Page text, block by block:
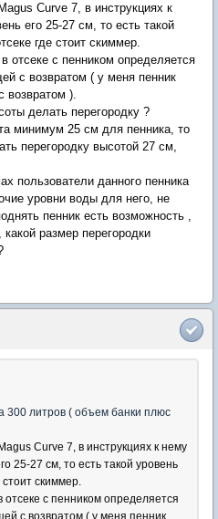
Curve 7, в инструкциях к
его 25-27 см, то есть такой
где стоит скиммер.
отсеке с пенником определяется
с возвратом ( у меня пенник
возвратом ).
делать перегородку ?
минимум 25 см для пенника, то
перегородку высотой 27 см,
пользователи данного пенника
уровни воды для него, не
пенник есть возможность ,
размер перегородки
300 литров ( объем банки плюс
Curve 7, в инструкциях к нему
25-27 см, то есть такой уровень
скиммер.
с пенником определяется
с возвратом ( у меня пенник